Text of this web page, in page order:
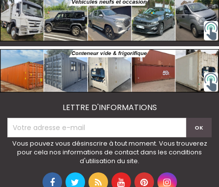
LETTRE D'INFORMATIONS
Vous pouvez vous désinscrire à tout moment. Vous trouverez
pour cela nos informations de contact dans les conditions
d'utilisation du site.